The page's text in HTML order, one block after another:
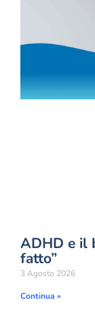
ADHD e il
fatto”
3 Agosto 2026
Continua »